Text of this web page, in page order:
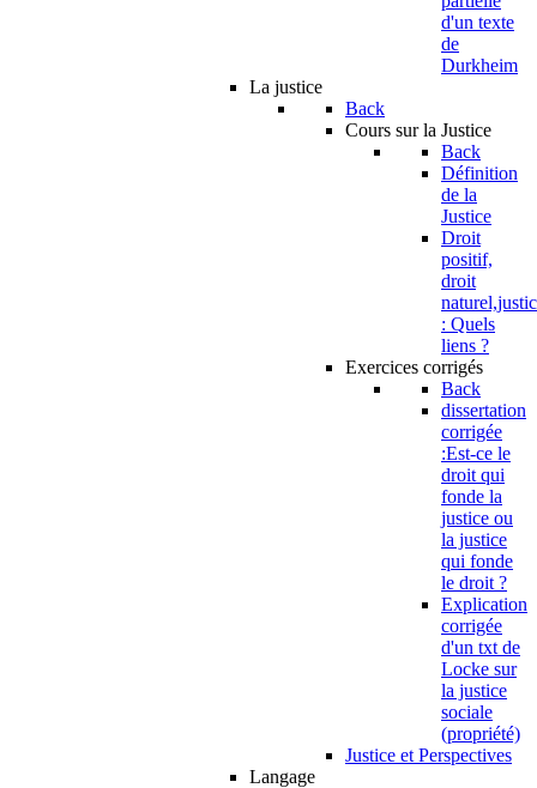
d'un texte
de
Durkheim
La justice
Back
Cours sur la Justice
Back
Définition
de la
Justice
Droit
positif,
droit
: Quels
liens ?
Exercices corrigés
Back
dissertation
corrigée
:Est-ce le
droit qui
fonde la
justice ou
la justice
qui fonde
le droit ?
Explication
corrigée
d'un txt de
Locke sur
la justice
sociale
(propriété)
Justice et Perspectives
Langage